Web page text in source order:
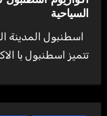
السياحية
تتميز اسطنبول با